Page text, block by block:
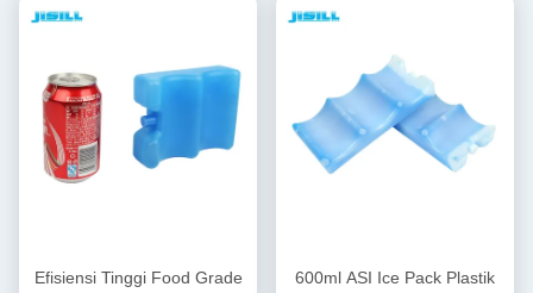
Efisiensi Tinggi Food Grade
600ml ASI Ice Pack Plastik